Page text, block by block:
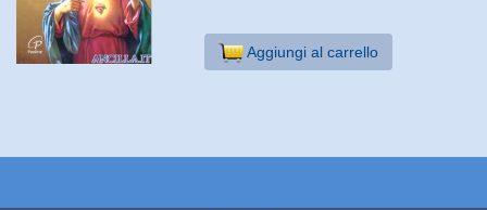
Aggiungi al carrello